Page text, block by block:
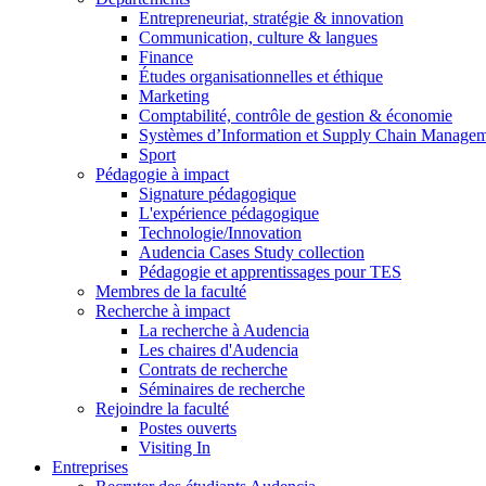
Entrepreneuriat, stratégie & innovation
Communication, culture & langues
Finance
Études organisationnelles et éthique
Marketing
Comptabilité, contrôle de gestion & économie
Systèmes d’Information et Supply Chain
Sport
Pédagogie à impact
Signature pédagogique
L'expérience pédagogique
Technologie/Innovation
Audencia Cases Study collection
Pédagogie et apprentissages pour TES
Membres de la faculté
Recherche à impact
La recherche à Audencia
Les chaires d'Audencia
Contrats de recherche
Séminaires de recherche
Rejoindre la faculté
Postes ouverts
Visiting In
Entreprises